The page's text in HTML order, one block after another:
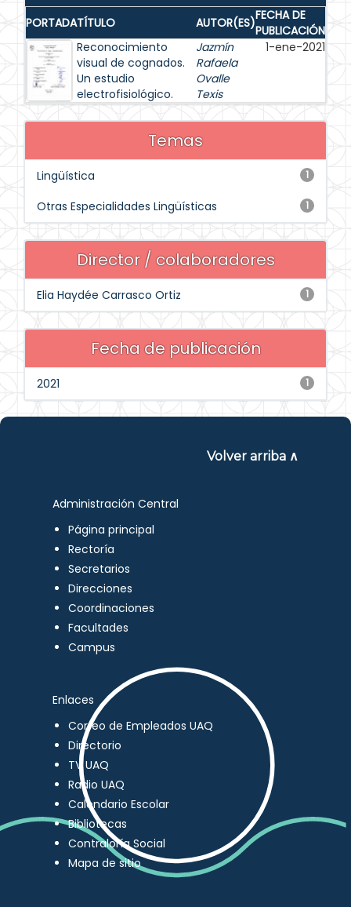
PORTADATÍTULO AUTOR(ES)FECHA DE
PUBLICACIÓN
Reconocimiento
visual de cognados.
Un estudio
electrofisiológico.
Jazmín
Rafaela
Ovalle
Texis
1-ene-2021
Temas
1
Lingüística
1
Otras Especialidades Lingüísticas
Director / colaboradores
1
Elia Haydée Carrasco Ortiz
Fecha de publicación
1
2021
Volver arriba ∧
Administración Central
Página principal
Rectoría
Secretarios
Direcciones
Coordinaciones
Facultades
Campus
Enlaces
Correo de Empleados UAQ
Directorio
TV UAQ
Radio UAQ
Calendario Escolar
Bibliotecas
Contraloría Social
Mapa de sitio